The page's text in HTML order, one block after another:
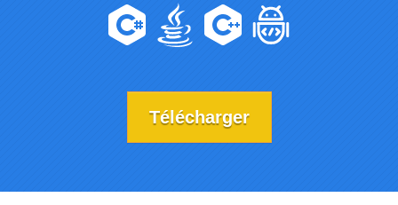
Télécharger